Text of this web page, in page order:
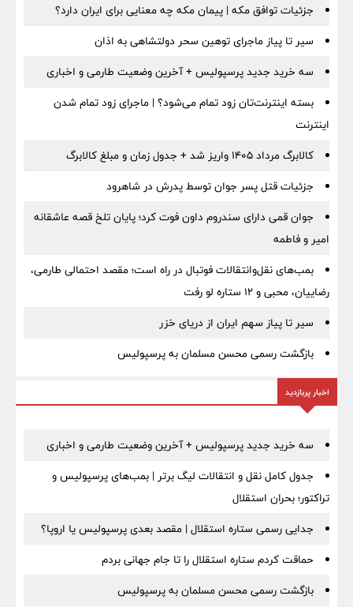
جزئیات توافق مکه | پیمان مکه چه معنایی برای ایران دارد؟
سیر تا پیاز ماجرای توهین سحر دولتشاهی به اذان
سه خرید جدید پرسپولیس + آخرین وضعیت طارمی و اخباری
بسته اینترنت‌تان زود تمام می‌شود؟ | ماجرای زود تمام شدن
اینترنت
کالابرگ مرداد ۱۴۰۵ واریز شد + جدول زمان و مبلغ کالابرگ
جزئیات قتل پسر جوان توسط پدرش در شاهرود
جوان قمی دارای سندروم داون فوت کرد؛ پایان تلخ قصه عاشقانه
امیر و فاطمه
بمب‌های نقل‌وانتقالات فوتبال در راه است؛ مقصد احتمالی طارمی،
رضاییان، محبی و ۱۲ ستاره لو رفت
سیر تا پیاز سهم ایران از دریای خزر
بازگشت رسمی محسن مسلمان به پرسپولیس
اخبار پربازدید
سه خرید جدید پرسپولیس + آخرین وضعیت طارمی و اخباری
جدول کامل نقل و انتقالات لیگ برتر | بمب‌های پرسپولیس و
تراکتور؛ بحران استقلال
جدایی رسمی ستاره استقلال | مقصد بعدی پرسپولیس یا اروپا؟
حماقت کردم ستاره استقلال را تا جام جهانی بردم
بازگشت رسمی محسن مسلمان به پرسپولیس